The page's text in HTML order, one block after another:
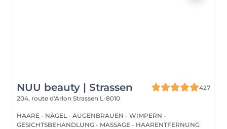
NUU beauty | Strassen
427
204, route d'Arlon Strassen L-8010
HAARE - NÄGEL - AUGENBRAUEN - WIMPERN -
GESICHTSBEHANDLUNG - MASSAGE - HAARENTFERNUNG